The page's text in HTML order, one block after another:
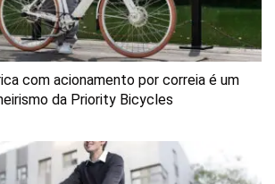
com acionamento por correia é um
da Priority Bicycles